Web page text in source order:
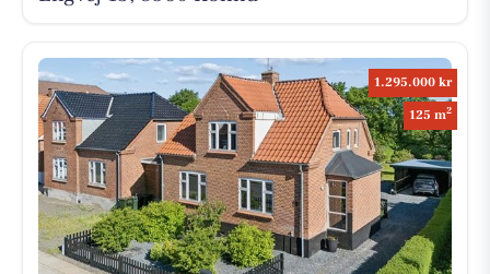
1.295.000 kr
125 m2